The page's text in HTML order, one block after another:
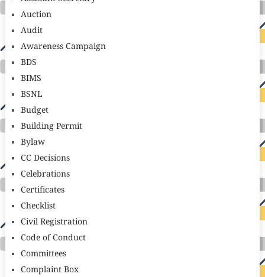
Auction
Audit
Awareness Campaign
BDS
BIMS
BSNL
Budget
Building Permit
Bylaw
CC Decisions
Celebrations
Certificates
Checklist
Civil Registration
Code of Conduct
Committees
Complaint Box